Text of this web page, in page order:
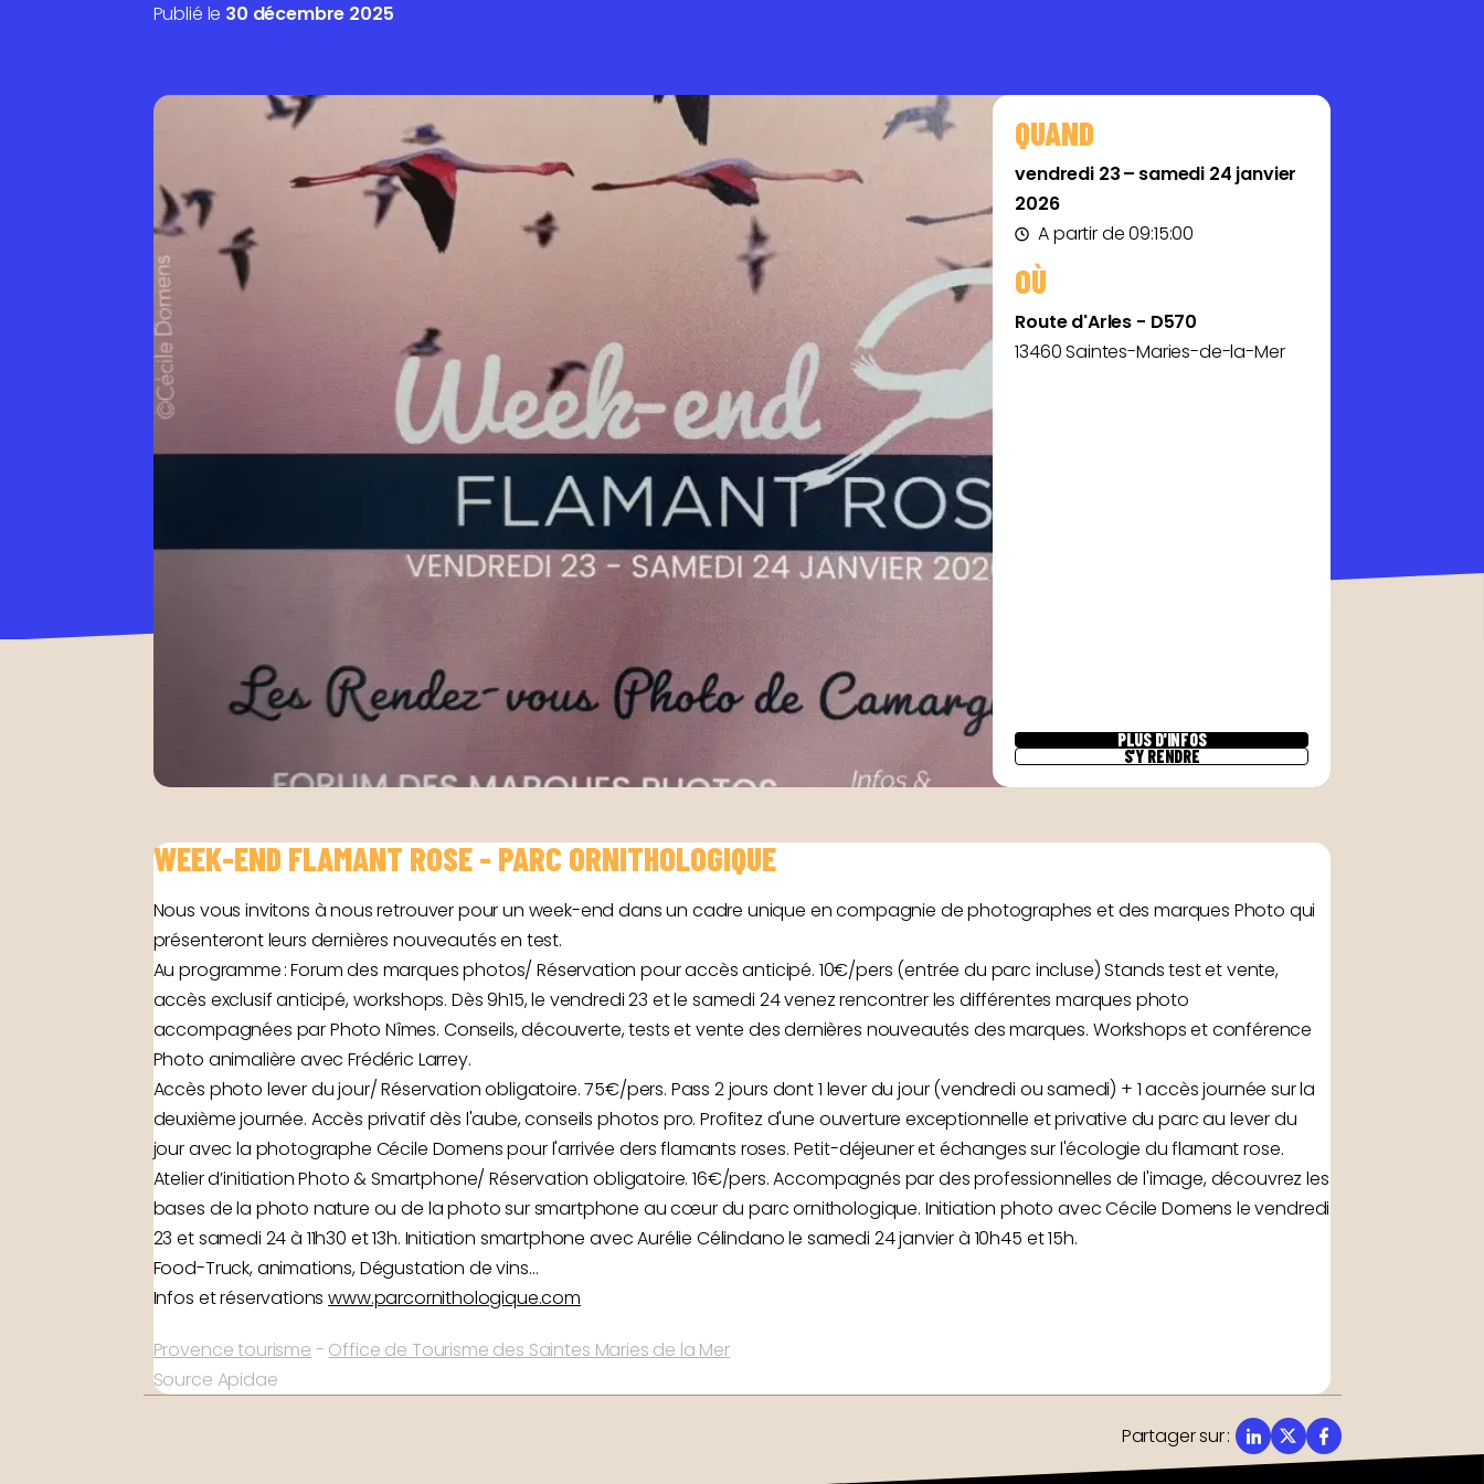
Publié le 30 décembre 2025
QUAND
vendredi 23 – samedi 24 janvier
2026
A partir de 09:15:00
OÙ
Route d'Arles - D570
13460 Saintes-Maries-de-la-Mer
PLUS D'INFOS
S'Y RENDRE
WEEK-END FLAMANT ROSE - PARC ORNITHOLOGIQUE
Nous vous invitons à nous retrouver pour un week-end dans un cadre unique en compagnie de photographes et des marques Photo qui
présenteront leurs dernières nouveautés en test.
Au programme : Forum des marques photos/ Réservation pour accès anticipé. 10€/pers (entrée du parc incluse) Stands test et vente,
accès exclusif anticipé, workshops. Dès 9h15, le vendredi 23 et le samedi 24 venez rencontrer les différentes marques photo
accompagnées par Photo Nîmes. Conseils, découverte, tests et vente des dernières nouveautés des marques. Workshops et conférence
Photo animalière avec Frédéric Larrey.
Accès photo lever du jour/ Réservation obligatoire. 75€/pers. Pass 2 jours dont 1 lever du jour (vendredi ou samedi) + 1 accès journée sur la
deuxième journée. Accès privatif dès l'aube, conseils photos pro. Profitez d'une ouverture exceptionnelle et privative du parc au lever du
jour avec la photographe Cécile Domens pour l'arrivée ders flamants roses. Petit-déjeuner et échanges sur l'écologie du flamant rose.
Atelier d’initiation Photo & Smartphone/ Réservation obligatoire. 16€/pers. Accompagnés par des professionnelles de l'image, découvrez les
bases de la photo nature ou de la photo sur smartphone au cœur du parc ornithologique. Initiation photo avec Cécile Domens le vendredi
23 et samedi 24 à 11h30 et 13h. Initiation smartphone avec Aurélie Célindano le samedi 24 janvier à 10h45 et 15h.
Food-Truck, animations, Dégustation de vins…
Infos et réservationswww.parcornithologique.com
Provence tourisme - Office de Tourisme des Saintes Maries de la Mer
Source Apidae
Partager sur: